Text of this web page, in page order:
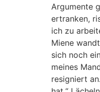
Argumente
ertranken,
ich zu
Miene
sich noch
meines
resigniert